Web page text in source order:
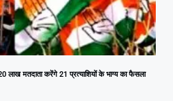
लाख मतदाता करेंगे 21 प्रत्याशियों के भाग्य का फैसला